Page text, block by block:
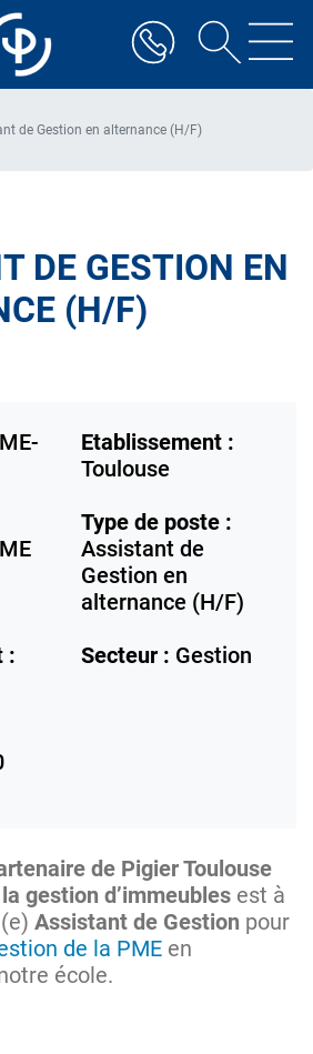
de Gestion en alternance (H/F)
DE GESTION EN
(H/F)
Etablissement :
Toulouse
Type de poste :
Assistant de
Gestion en
alternance (H/F)
:
Secteur : Gestion
de Pigier Toulouse
la gestion d’immeubles est à
Assistant de Gestion pour
de la PME en
école.